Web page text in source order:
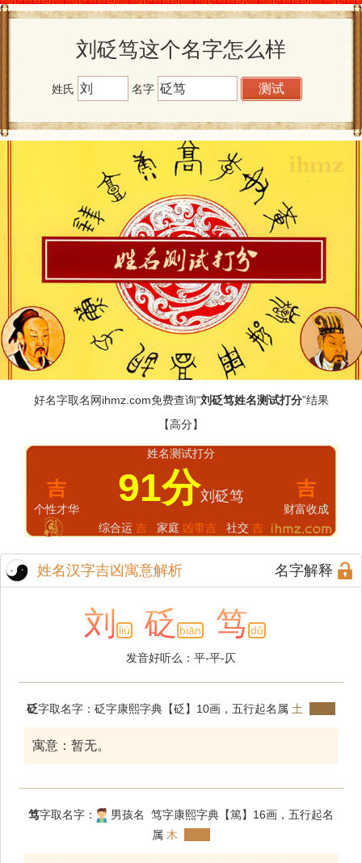
刘砭笃这个名字怎么样
姓氏 名字
好名字取名网ihmz.com免费查询“刘砭笃姓名测试打分”结果
【高分】
吉
个性才华
姓名测试打分
91分刘砭笃
综合运 吉 家庭 凶带吉 社交 吉
吉
财富收成
姓名汉字吉凶寓意解析 名字解释
刘 liú 砭 biān 笃 dǔ
发音好听么：平-平-仄
砭字取名字：砭字康熙字典【砭】10画，五行起名属 土
寓意：暂无。
笃字取名字：
男孩名 笃字康熙字典【篤】16画，五行起名
属 木